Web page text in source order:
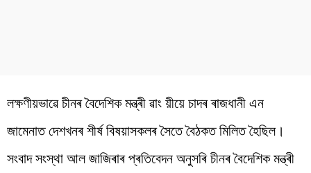
লক্ষণীয়ভাৱে চীনৰ বৈদেশিক মন্ত্ৰী ৱাং য়ীয়ে চাদৰ ৰাজধানী এন
জামেনাত দেশখনৰ শীৰ্ষ বিষয়াসকলৰ সৈতে বৈঠকত মিলিত হৈছিল।
সংবাদ সংস্থা আল জাজিৰাৰ প্ৰতিবেদন অনুসৰি চীনৰ বৈদেশিক মন্ত্ৰী